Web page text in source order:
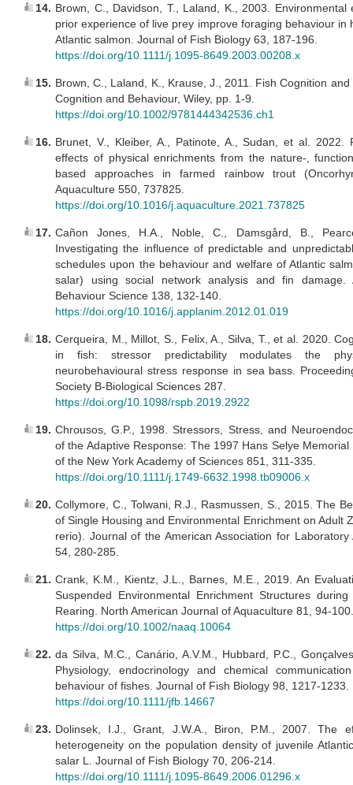
14. Brown, C., Davidson, T., Laland, K., 2003. Environmental
prior experience of live prey improve foraging behaviour in
Atlantic salmon. Journal of Fish Biology 63, 187-196.
https://doi.org/10.1111/j.1095-8649.2003.00208.x
15. Brown, C., Laland, K., Krause, J., 2011. Fish Cognition
Cognition and Behaviour, Wiley, pp. 1-9.
https://doi.org/10.1002/9781444342536.ch1
16. Brunet, V., Kleiber, A., Patinote, A., Sudan, et al. 2022.
effects of physical enrichments from the nature-,
based approaches in farmed rainbow trout
Aquaculture 550, 737825.
https://doi.org/10.1016/j.aquaculture.2021.737825
17. Cañon Jones, H.A., Noble, C., Damsgård, B.,
Investigating the influence of predictable and
schedules upon the behaviour and welfare of Atlantic
salar) using social network analysis and fin damage.
Behaviour Science 138, 132-140.
https://doi.org/10.1016/j.applanim.2012.01.019
18. Cerqueira, M., Millot, S., Felix, A., Silva, T., et al. 2020.
in fish: stressor predictability modulates the
neurobehavioural stress response in sea bass.
Society B-Biological Sciences 287.
https://doi.org/10.1098/rspb.2019.2922
19. Chrousos, G.P., 1998. Stressors, Stress, and
of the Adaptive Response: The 1997 Hans Selye Memorial
of the New York Academy of Sciences 851, 311-335.
https://doi.org/10.1111/j.1749-6632.1998.tb09006.x
20. Collymore, C., Tolwani, R.J., Rasmussen, S., 2015. The
of Single Housing and Environmental Enrichment on Adult
rerio). Journal of the American Association for Laboratory
54, 280-285.
21. Crank, K.M., Kientz, J.L., Barnes, M.E., 2019. An
Suspended Environmental Enrichment Structures
Rearing. North American Journal of Aquaculture 81, 94-100.
https://doi.org/10.1002/naaq.10064
22. da Silva, M.C., Canário, A.V.M., Hubbard, P.C.,
Physiology, endocrinology and chemical
behaviour of fishes. Journal of Fish Biology 98, 1217-1233.
https://doi.org/10.1111/jfb.14667
23. Dolinsek, I.J., Grant, J.W.A., Biron, P.M., 2007. The
heterogeneity on the population density of juvenile
salar L. Journal of Fish Biology 70, 206-214.
https://doi.org/10.1111/j.1095-8649.2006.01296.x